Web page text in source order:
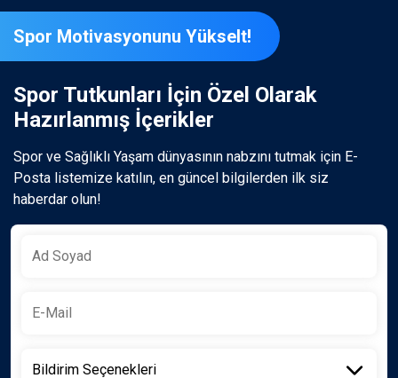
Spor Motivasyonunu Yükselt!
Spor Tutkunları İçin Özel Olarak
Hazırlanmış İçerikler
Spor ve Sağlıklı Yaşam dünyasının nabzını tutmak için E-
Posta listemize katılın, en güncel bilgilerden ilk siz
haberdar olun!